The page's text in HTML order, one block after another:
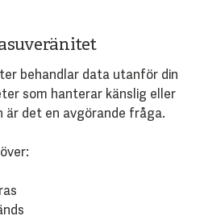
behandlar data utanför din
som hanterar känslig eller
det en avgörande fråga.